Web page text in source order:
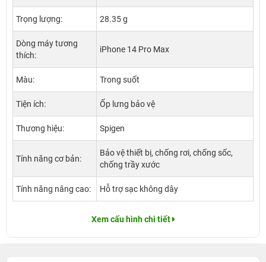
Trọng lượng: 28.35 g
Dòng máy tương
thích:
iPhone 14 Pro Max
Màu: Trong suốt
Tiện ích: Ốp lưng bảo vệ
Thương hiệu: Spigen
Tính năng cơ bản:
Bảo vệ thiết bị, chống rơi, chống sốc,
chống trầy xước
Tính năng nâng cao: Hỗ trợ sạc không dây
Xem cấu hình chi tiết